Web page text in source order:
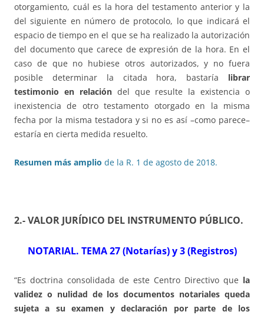
otorgamiento, cuál es la hora del testamento anterior y la
del siguiente en número de protocolo, lo que indicará el
espacio de tiempo en el que se ha realizado la autorización
del documento que carece de expresión de la hora. En el
caso de que no hubiese otros autorizados, y no fuera
posible determinar la citada hora, bastaría librar
testimonio en relacióndel que resulte la existencia o
inexistencia de otro testamento otorgado en la misma
fecha por la misma testadora y si no es así –como parece–
estaría en cierta medida resuelto.
Resumen más amplio de la R. 1 de agosto de 2018.
2.- VALOR JURÍDICO DEL INSTRUMENTO PÚBLICO.
NOTARIAL. TEMA 27 (Notarías) y 3 (Registros)
“Es doctrina consolidada de este Centro Directivo que la
validez o nulidad de los documentos notariales queda
sujeta a su examen y declaración por parte de los